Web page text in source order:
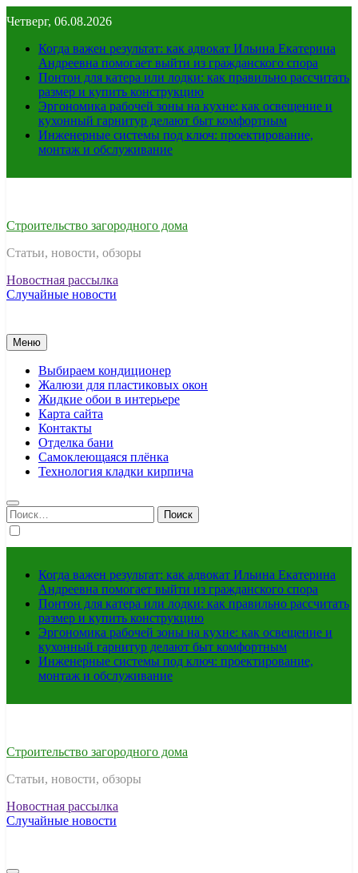
к
содержимому
Четверг, 06.08.2026
Когда важен результат: как адвокат Ильина Екатерина
Андреевна помогает выйти из гражданского спора
Понтон для катера или лодки: как правильно рассчитать
размер и купить конструкцию
Эргономика рабочей зоны на кухне: как освещение и
кухонный гарнитур делают быт комфортным
Инженерные системы под ключ: проектирование,
монтаж и обслуживание
Строительство загородного дома
Статьи, новости, обзоры
Новостная рассылка
Случайные новости
Меню
Выбираем кондиционер
Жалюзи для пластиковых окон
Жидкие обои в интерьере
Карта сайта
Контакты
Отделка бани
Самоклеющаяся плёнка
Технология кладки кирпича
Найти:
Когда важен результат: как адвокат Ильина Екатерина
Андреевна помогает выйти из гражданского спора
Понтон для катера или лодки: как правильно рассчитать
размер и купить конструкцию
Эргономика рабочей зоны на кухне: как освещение и
кухонный гарнитур делают быт комфортным
Инженерные системы под ключ: проектирование,
монтаж и обслуживание
Строительство загородного дома
Статьи, новости, обзоры
Новостная рассылка
Случайные новости